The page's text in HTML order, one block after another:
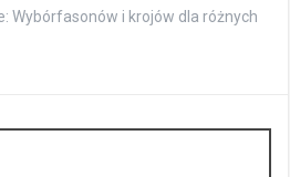
Wybórfasonów i krojów dla różnych